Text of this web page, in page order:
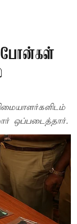
ஒப்படைத்தார்.